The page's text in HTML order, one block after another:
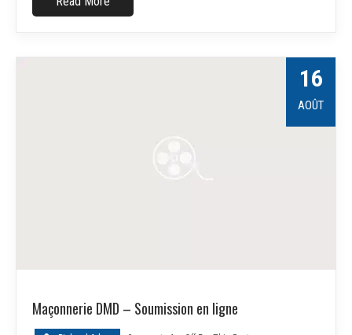
16
AOÛT
Maçonnerie DMD – Soumission en ligne